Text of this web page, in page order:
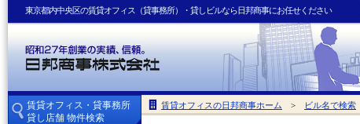
東京都内中央区の賃貸オフィス（貸事務所）・貸しビルなら日邦商事にお任せください
賃貸オフィスの日邦商事ホーム > ビル名で検索
賃貸オフィス・貸事務所
貸し店舗 物件検索